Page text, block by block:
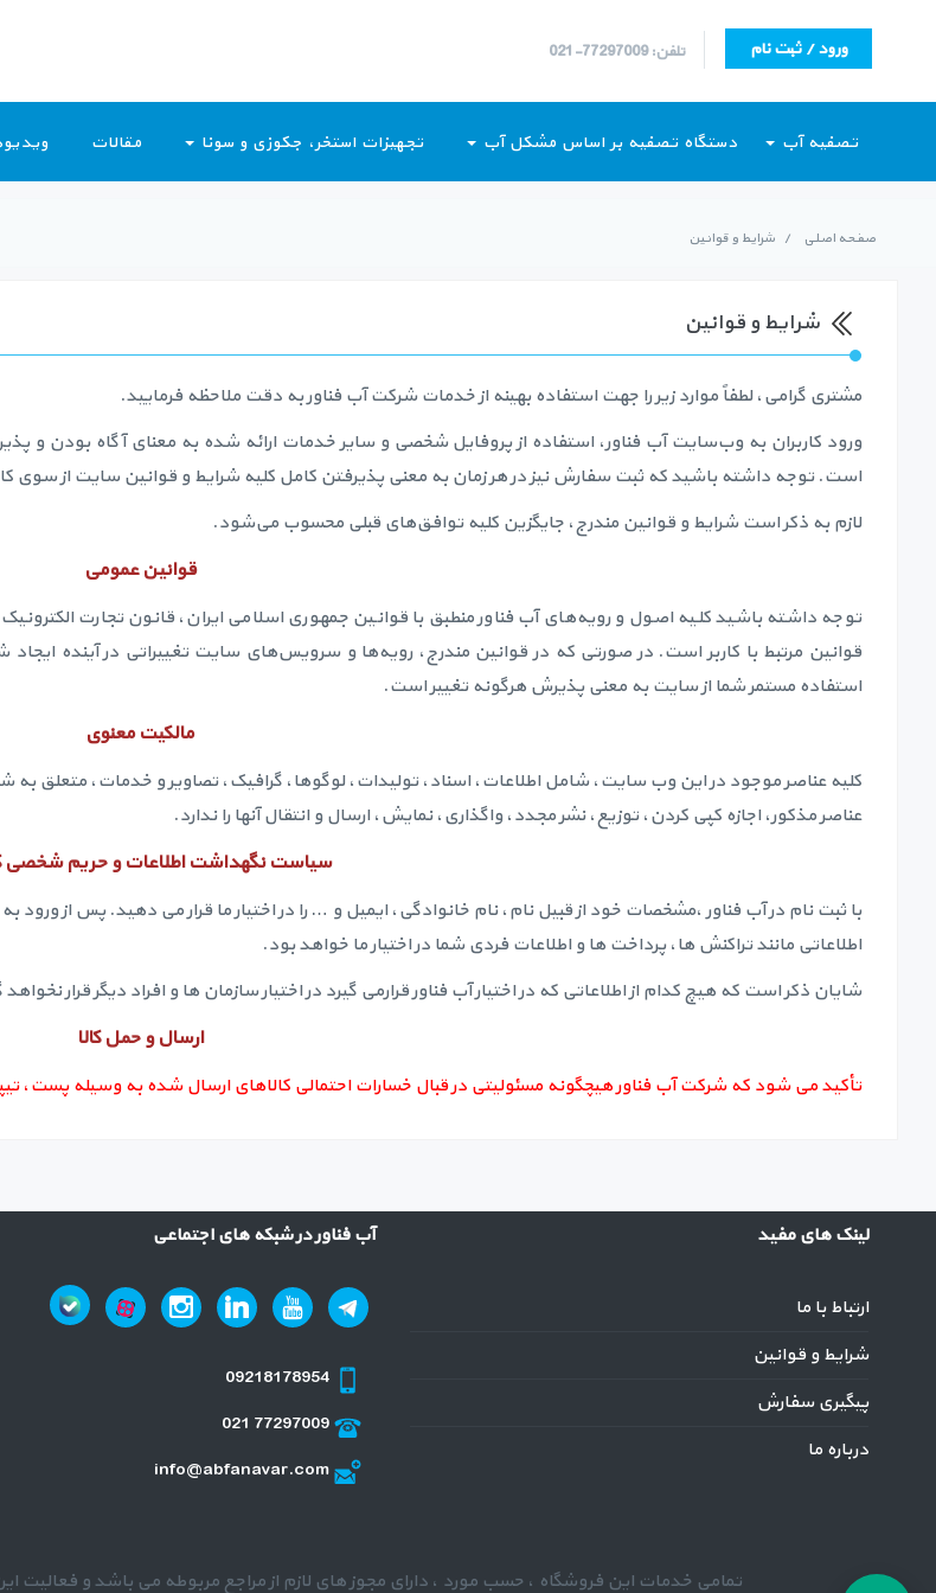
تلفن: 77297009-021 ورود / ثبت نام
تصفیه آب دستگاه تصفیه بر اساس مشکل آب تجهیزات استخر، جکوزی و سونا مقالات
صفحه اصلی / شرایط و قوانین
شرایط و قوانین
مشتری گرامی، لطفاً موارد زیر را جهت استفاده بهینه از خدمات شرکت آب فناور به دقت ملاحظه فرمایید.
ورود کاربران به وب‏‌سایت آب فناور، استفاده از پروفایل شخصی و سایر خدمات ارائه شده به معنای آگاه بودن و
است. توجه داشته باشید که ثبت سفارش نیز در هر زمان به معنی پذیرفتن کامل کلیه شرایط و قوانین سایت از سوی
لازم به ذکر است شرایط و قوانین مندرج، جایگزین کلیه توافق‏‌های قبلی محسوب می‏‌شود.
قوانین عمومی
توجه داشته باشید کلیه اصول و رویه‏‌های آب فناور منطبق با قوانین جمهوری اسلامی ایران، قانون تجارت
قوانین مرتبط با کاربر است. در صورتی که در قوانین مندرج، رویه‏‌ها و سرویس‏‌های سایت تغییراتی در آینده
استفاده مستمر شما از سایت به معنی پذیرش هرگونه تغییر است.
مالکیت معنوی
کلیه عناصر موجود در این وب سایت، شامل اطلاعات، اسناد، تولیدات، لوگوها، گرافیک، تصاویر و خدمات،
عناصر مذکور، اجازه کپی کردن، توزیع، نشر مجدد، واگذاری، نمایش، ارسال و انتقال آنها را ندارد.
سیاست نگهداشت اطلاعات و حریم شخصی
با ثبت نام در آب فناور ،مشخصات خود از قبیل نام، نام خانوادگی، ایمیل و … را در اختیار ما قرار می دهید. پس از ورود
اطلاعاتی مانند تراکنش ها، پرداخت ها و اطلاعات فردی شما در اختیار ما خواهد بود.
شایان ذکر است که هیچ کدام از اطلاعاتی که در اختیار آب فناور قرارمی گیرد در اختیار سازمان ها و افراد دیگر قرار
ارسال و حمل کالا
تأکید می شود که شرکت آب فناور هیچگونه مسئولیتی در قبال خسارات احتمالی کالاهای ارسال شده به وسیله پست،
لینک های مفید
ارتباط با ما
شرایط و قوانین
پیگیری سفارش
درباره ما
آب فناور در شبکه های اجتماعی
09218178954
021 77297009
info@abfanavar.com
تمامی خدمات این فروشگاه ، حسب مورد ، دارای مجوز های لازم از مراجع مربوطه می باشد و فعالیت